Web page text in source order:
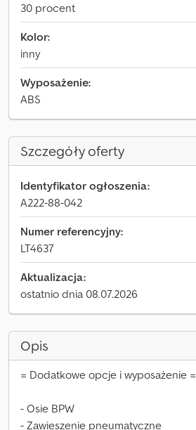
30 procent
Kolor:
inny
Wyposażenie:
ABS
Szczegóły oferty
Identyfikator ogłoszenia:
A222-88-042
Numer referencyjny:
LT4637
Aktualizacja:
ostatnio dnia 08.07.2026
Opis
= Dodatkowe opcje i wyposażenie =
- Osie BPW
- Zawieszenie pneumatyczne